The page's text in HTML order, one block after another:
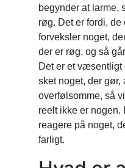
begynder at larme,
røg. Det er fordi,
forveksler noget,
der er røg, og så
Det er et væsentligt
sket noget, der gør,
overfølsomme, så
reelt ikke er nogen.
reagere på noget,
farligt.